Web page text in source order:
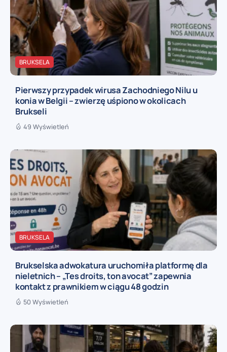
BRUKSELA
Pierwszy przypadek wirusa Zachodniego Nilu u
konia w Belgii – zwierzę uśpiono w okolicach
Brukseli
49 Wyświetleń
BRUKSELA
Brukselska adwokatura uruchomiła platformę dla
nieletnich – „Tes droits, ton avocat” zapewnia
kontakt z prawnikiem w ciągu 48 godzin
50 Wyświetleń